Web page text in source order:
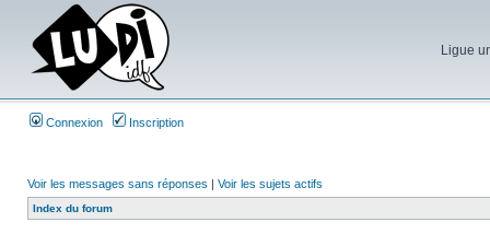
Ligue
Connexion Inscription
Voir les messages sans réponses | Voir les sujets actifs
Index du forum